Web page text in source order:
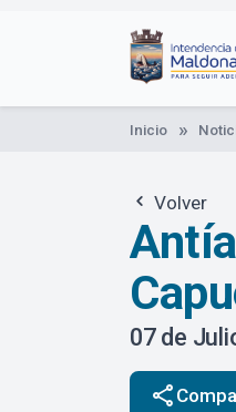
Inicio
Volver
07 de
share